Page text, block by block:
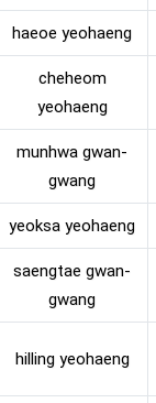
haeoe yeohaeng
cheheom
yeohaeng
munhwa gwan-
gwang
yeoksa yeohaeng
saengtae gwan-
gwang
hilling yeohaeng